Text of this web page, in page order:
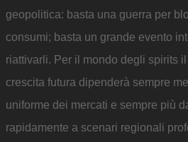
geopolitica: basta una guerra per
consumi; basta un grande evento
riattivarli. Per il mondo degli spirits
crescita futura dipenderà sempre
uniforme dei mercati e sempre più
rapidamente a scenari regionali